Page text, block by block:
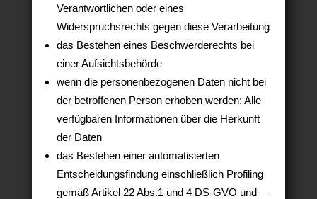
Verantwortlichen oder eines
Widerspruchsrechts gegen diese Verarbeitung
das Bestehen eines Beschwerderechts bei
einer Aufsichtsbehörde
wenn die personenbezogenen Daten nicht bei
der betroffenen Person erhoben werden: Alle
verfügbaren Informationen über die Herkunft
der Daten
das Bestehen einer automatisierten
Entscheidungsfindung einschließlich Profiling
gemäß Artikel 22 Abs.1 und 4 DS-GVO und —